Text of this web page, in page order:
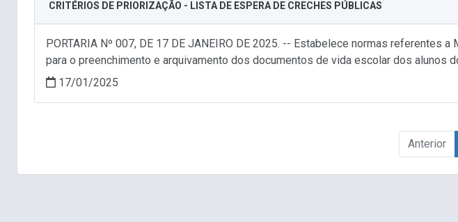
CRITÉRIOS DE PRIORIZAÇÃO - LISTA DE ESPERA DE CRECHES PÚBLICAS
PORTARIA Nº 007, DE 17 DE JANEIRO DE 2025. -- Estabelece normas
para o preenchimento e arquivamento dos documentos de vida escolar dos alunos
17/01/2025
Anterior